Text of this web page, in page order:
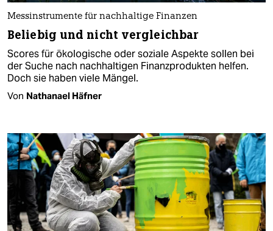
Messinstrumente für nachhaltige Finanzen
Beliebig und nicht vergleichbar
Scores für ökologische oder soziale Aspekte sollen bei
der Suche nach nachhaltigen Finanzprodukten helfen.
Doch sie haben viele Mängel.
Von Nathanael Häfner